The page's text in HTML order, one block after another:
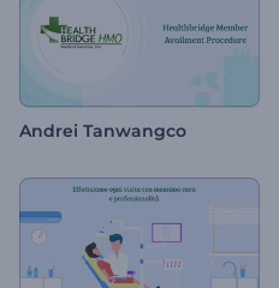
Andrei Tanwangco